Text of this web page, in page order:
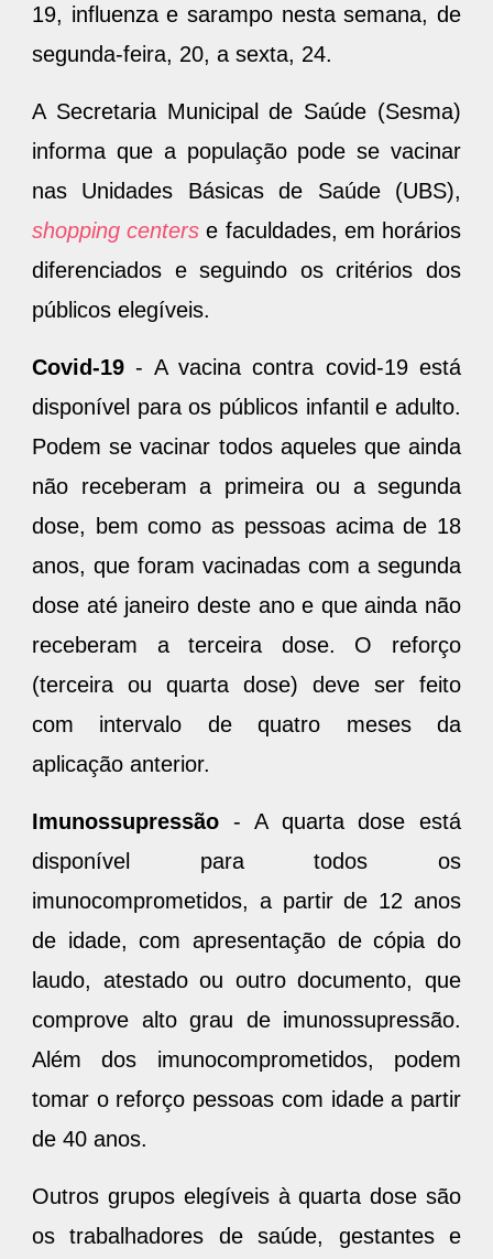
19, influenza e sarampo nesta semana, de
segunda-feira, 20, a sexta, 24.
A Secretaria Municipal de Saúde (Sesma)
informa que a população pode se vacinar
nas Unidades Básicas de Saúde (UBS),
shopping centers e faculdades, em horários
diferenciados e seguindo os critérios dos
públicos elegíveis.
Covid-19- A vacina contra covid-19 está
disponível para os públicos infantil e adulto.
Podem se vacinar todos aqueles que ainda
não receberam a primeira ou a segunda
dose, bem como as pessoas acima de 18
anos, que foram vacinadas com a segunda
dose até janeiro deste ano e que ainda não
receberam a terceira dose. O reforço
(terceira ou quarta dose) deve ser feito
com intervalo de quatro meses da
aplicação anterior.
Imunossupressão - A quarta dose está
disponível para todos os
imunocomprometidos, a partir de 12 anos
de idade, com apresentação de cópia do
laudo, atestado ou outro documento, que
comprove alto grau de imunossupressão.
Além dos imunocomprometidos, podem
tomar o reforço pessoas com idade a partir
de 40 anos.
Outros grupos elegíveis à quarta dose são
os trabalhadores de saúde, gestantes e